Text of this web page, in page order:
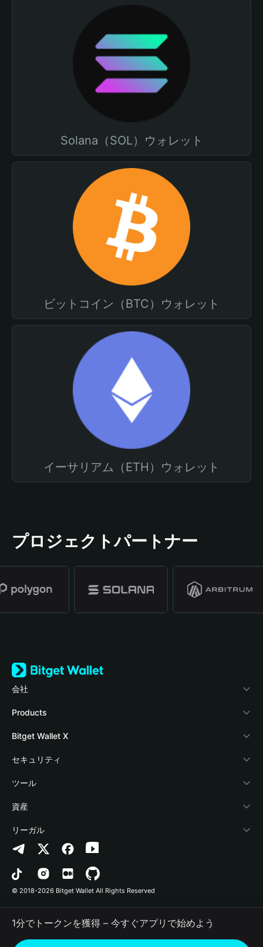
Solana（SOL）ウォレット
ビットコイン（BTC）ウォレット
イーサリアム（ETH）ウォレット
プロジェクトパートナー
会社
Bitget Walletについて
ブログ
アカデミー
暗号資産ニュース
Help Center
お問い合わせ
ブランドリソース
キャリア
Products
Crypto Card
Stablecoin Earn
Payfi Crypto
Crypto Swap API
Altcoin Season Index
Prediction Markets
DApp
RWA
Bitget Wallet X
デベロッパー
ウォレットを接続
Bitget Wallet Pay
プロジェクトを掲載
セキュリティ
保護基金
セキュリティ技術
ツール
暗号資産を購入
認証検出
コントラクト検出
一括送金
資産
Arbitrum
Avalanche
Bitcoin
Polygon
リーガル
プライバシーポリシー
利用規約
© 2018-2026 Bitget Wallet All Rights Reserved
1分でトークンを獲得 – 今すぐアプリで始めよう